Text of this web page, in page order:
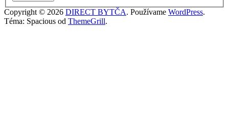
Copyright © 2026 DIRECT BYTČA. Používame WordPress.
Téma: Spacious od ThemeGrill.